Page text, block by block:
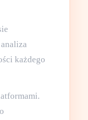
każdego